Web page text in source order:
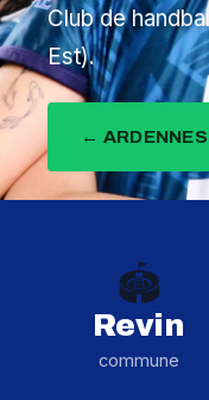
Club de
Est).
← ARDENNES
🏟️
Revin
commune